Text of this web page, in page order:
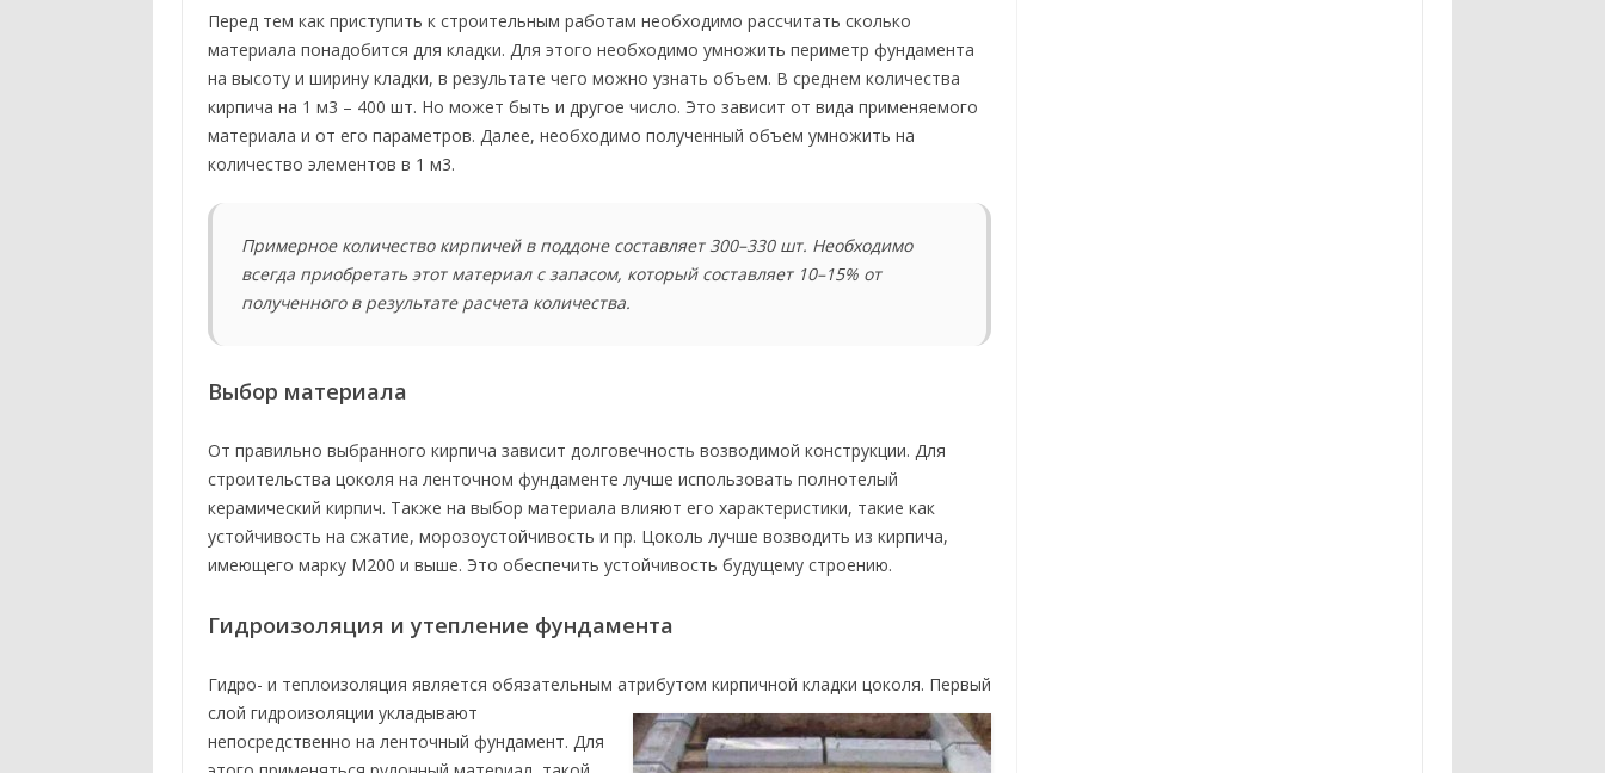
Перед тем как приступить к строительным работам необходимо рассчитать сколько
материала понадобится для кладки. Для этого необходимо умножить периметр фундамента
на высоту и ширину кладки, в результате чего можно узнать объем. В среднем количества
кирпича на 1 м3 – 400 шт. Но может быть и другое число. Это зависит от вида применяемого
материала и от его параметров. Далее, необходимо полученный объем умножить на
количество элементов в 1 м3.
Примерное количество кирпичей в поддоне составляет 300–330 шт. Необходимо
всегда приобретать этот материал с запасом, который составляет 10–15% от
полученного в результате расчета количества.
Выбор материала
От правильно выбранного кирпича зависит долговечность возводимой конструкции. Для
строительства цоколя на ленточном фундаменте лучше использовать полнотелый
керамический кирпич. Также на выбор материала влияют его характеристики, такие как
устойчивость на сжатие, морозоустойчивость и пр. Цоколь лучше возводить из кирпича,
имеющего марку М200 и выше. Это обеспечить устойчивость будущему строению.
Гидроизоляция и утепление фундамента
Гидро- и теплоизоляция является обязательным атрибутом кирпичной кладки цоколя. Первый
слой гидроизоляции укладывают
непосредственно на ленточный фундамент. Для